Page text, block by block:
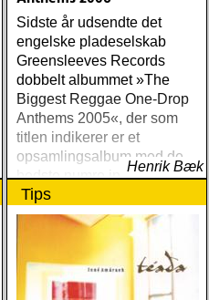
Sidste år udsendte det
engelske pladeselskab
Greensleeves Records
dobbelt albummet »The
Biggest Reggae One-Drop
Anthems 2005«, der som
titlen indikerer er et
opsamlingsalbum med de
bedste numre indenfor den
populære reggaestil kaldet
one-drop
Henrik Bæk
Tips